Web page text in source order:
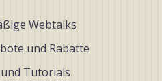
Webtalks
und Rabatte
Tutorials